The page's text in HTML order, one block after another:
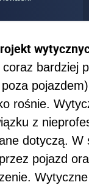
bardziej
rośnie.
z
dotyczą. W
pojazd